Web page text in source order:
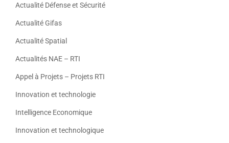
Actualité Défense et Sécurité
Actualité Gifas
Actualité Spatial
Actualités NAE – RTI
Appel à Projets – Projets RTI
Innovation et technologie
Intelligence Economique
Innovation et technologique